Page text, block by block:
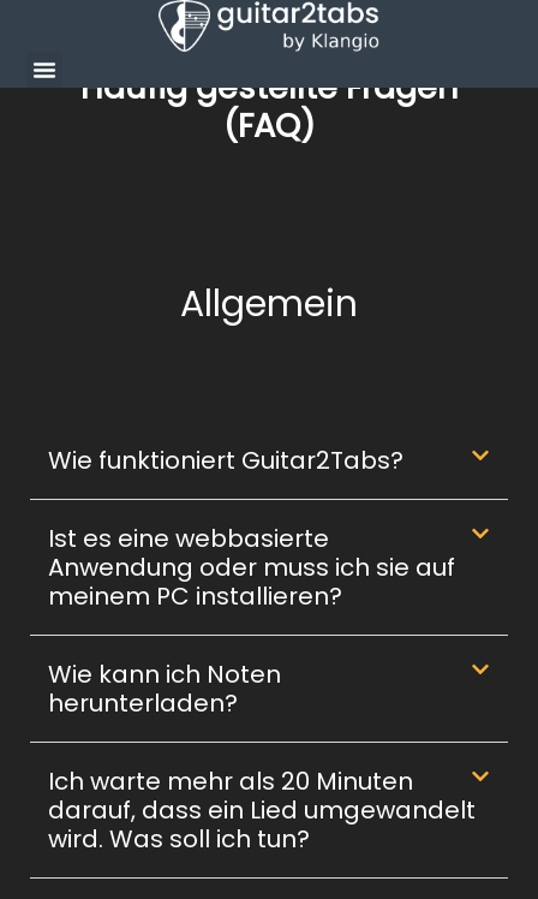
Häufig gestellte Fragen
(FAQ)
Allgemein
Wie funktioniert Guitar2Tabs?
Ist es eine webbasierte
Anwendung oder muss ich sie auf
meinem PC installieren?
Wie kann ich Noten
herunterladen?
Ich warte mehr als 20 Minuten
darauf, dass ein Lied umgewandelt
wird. Was soll ich tun?